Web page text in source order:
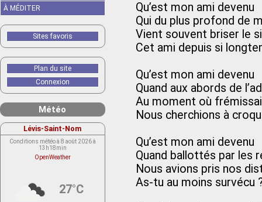
Qu’est mon ami devenu
Qui du plus profond de
Vient souvent briser le
Cet ami depuis si
Qu’est mon ami devenu
Quand aux abords de
Au moment où
Nous cherchions à
Qu’est mon ami devenu
Quand ballottés par les
Nous avions pris nos
As-tu au moins survécu
À MÉDITER
Sites favoris
Plan du site
Connexion
Météo
Lévis-Saint-Nom
Conditions météo à 8 août 2026 à
13h18min
OpenWeather
27°C